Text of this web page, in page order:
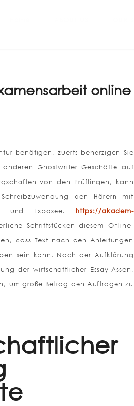
online
benötigen, zuerts beherzigen Sie
Ghostwriter Geschäfte auf
von den Prüflingen, kann
den Hörern mit
und Exposee. https://akadem-
Schriftstücken diesem Online-
dass Text nach den Anleitungen
sein kann. Nach der Aufklärung
der wirtschaftlicher Essay-Assen,
um große Betrag den Auftragen zu